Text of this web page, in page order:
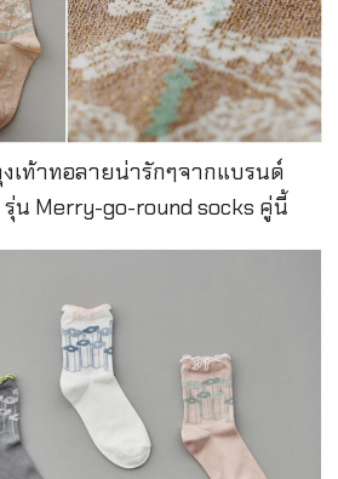
เท้าทอลายน่ารักๆจากแบรนด์
รุ่น Merry-go-round socks คู่นี้